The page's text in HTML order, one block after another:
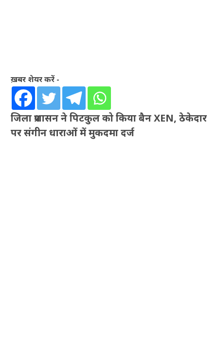
ख़बर शेयर करें -
जिला प्रशासन ने पिटकुल को किया बैन XEN, ठेकेदार
पर संगीन धाराओं में मुकदमा दर्ज